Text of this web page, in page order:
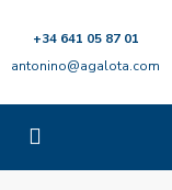
+34 641 05 87 01
antonino@agalota.com